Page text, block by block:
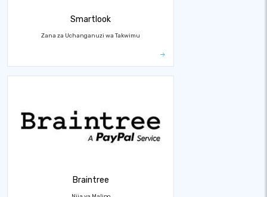
Smartlook
Zana za Uchanganuzi wa Takwimu
Braintree